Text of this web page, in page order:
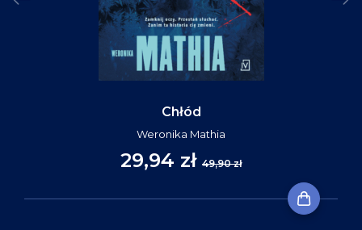
Chłód
Weronika Mathia
29,94 zł 49,90 zł